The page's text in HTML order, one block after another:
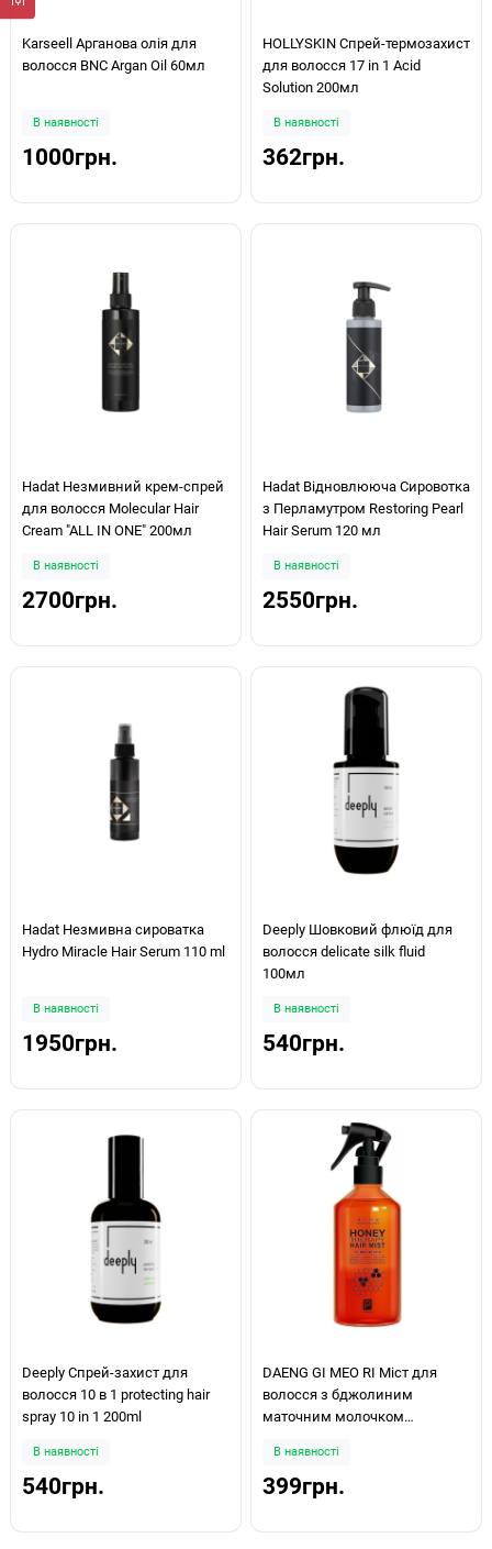
Karseell Арганова олія для
волосся BNC Argan Oil 60мл
В наявності
1000грн.
HOLLYSKIN Спрей-термозахист
для волосся 17 in 1 Acid
Solution 200мл
В наявності
362грн.
Hadat Незмивний крем-спрей
для волосся Molecular Hair
Cream "ALL IN ONE" 200мл
В наявності
2700грн.
Hadat Відновлююча Сировотка
з Перламутром Restoring Pearl
Hair Serum 120 мл
В наявності
2550грн.
Hadat Незмивна сироватка
Hydro Miracle Hair Serum 110 ml
В наявності
1950грн.
Deeply Шовковий флюїд для
волосся delicate silk fluid
100мл
В наявності
540грн.
Deeply Спрей-захист для
волосся 10 в 1 protecting hair
spray 10 in 1 200ml
В наявності
540грн.
DAENG GI MEO RI Міст для
волосся з бджолиним
маточним молочком
Mist 250мл
В наявності
399грн.